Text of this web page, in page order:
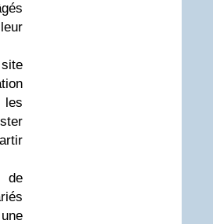
les
de